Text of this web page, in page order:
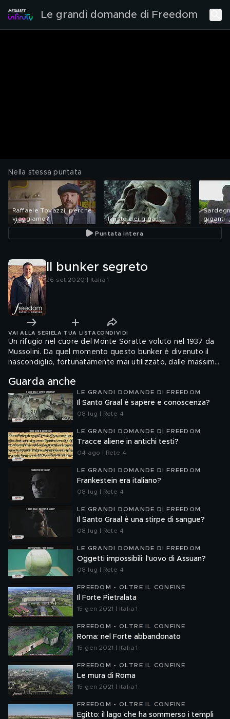
Le grandi domande di Freedom
Nella stessa puntata
Raffaele Tovazzi: perché
viaggiamo?
Il mito dei giganti
giganti
Puntata intera
Il bunker segreto
26 set 2020 | Italia 1
VAI ALLA SERIE LA TUA LISTA CONDIVIDI
Un rifugio nel cuore del Monte Soratte voluto nel 1937 da
Mussolini. Da quel momento questo bunker è divenuto il
nascondiglio, fortunatamente mai utilizzato, dalle massime
Guarda anche
LE GRANDI DOMANDE DI FREEDOM
Il Santo Graal è sapere e conoscenza?
08 lug | Rete 4
LE GRANDI DOMANDE DI FREEDOM
Tracce aliene in antichi testi?
04 ago | Rete 4
LE GRANDI DOMANDE DI FREEDOM
Frankestein era italiano?
08 lug | Rete 4
LE GRANDI DOMANDE DI FREEDOM
Il Santo Graal è una stirpe di sangue?
08 lug | Rete 4
LE GRANDI DOMANDE DI FREEDOM
Oggetti impossibili: l'uovo di Assuan?
08 lug | Rete 4
FREEDOM - OLTRE IL CONFINE
Il Forte Pietralata
15 gen 2021 | Italia 1
FREEDOM - OLTRE IL CONFINE
Roma: nel Forte abbandonato
15 gen 2021 | Italia 1
FREEDOM - OLTRE IL CONFINE
Le mura di Roma
15 gen 2021 | Italia 1
FREEDOM - OLTRE IL CONFINE
Egitto: il lago che ha sommerso i templi